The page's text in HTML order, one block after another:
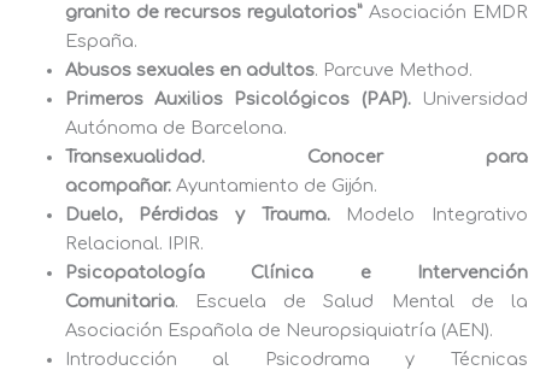
granito de recursos regulatorios” Asociación EMDR
España.
Abusos sexuales en adultos. Parcuve Method.
Primeros Auxilios Psicológicos (PAP).
Universidad
Autónoma de Barcelona.
Transexualidad. Conocer para
acompañar.Ayuntamiento de Gijón.
Duelo, Pérdidas y Trauma.Modelo Integrativo
Relacional. IPIR.
Psicopatología Clínica e Intervención
Comunitaria. Escuela de Salud Mental de la
Asociación Española de Neuropsiquiatría (AEN).
Introducción al Psicodrama y Técnicas